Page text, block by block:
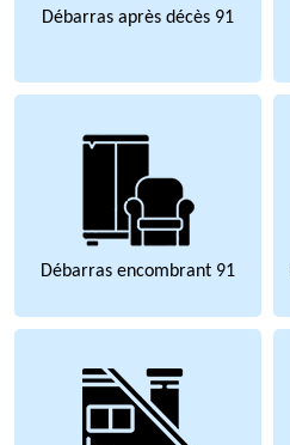
Débarras après décès 91
Débarras encombrant 91